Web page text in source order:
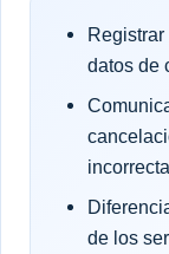
datos de
de los